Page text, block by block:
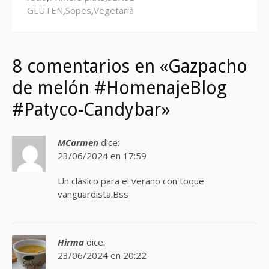
GLUTEN,Sopes,Vegetarià
8 comentarios en «Gazpacho
de melón #HomenajeBlog
#Patyco-Candybar»
MCarmen dice:
23/06/2024 en 17:59
Un clásico para el verano con toque
vanguardista.Bss
Hirma dice:
23/06/2024 en 20:22